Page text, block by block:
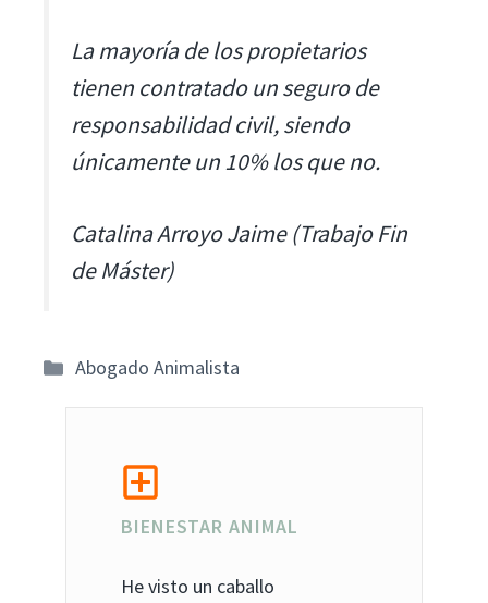
La mayoría de los propietarios
tienen contratado un seguro de
responsabilidad civil, siendo
únicamente un 10% los que no.
Catalina Arroyo Jaime (Trabajo Fin
de Máster)
Categorías
Abogado Animalista
BIENESTAR ANIMAL
He visto un caballo